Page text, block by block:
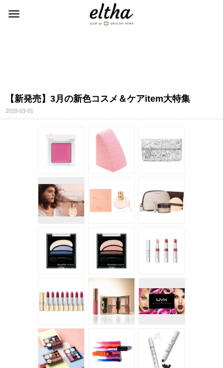
【新発売】3月の新色コスメ＆ケアitem大特集
2018-03-01